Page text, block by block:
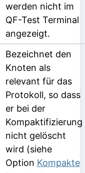
werden nicht im
QF-Test Terminal
angezeigt.
Bezeichnet den
Knoten als
relevant für das
Protokoll, so dass
er bei der
Kompaktifizierung
nicht gelöscht
wird (siehe
Option Kompakte